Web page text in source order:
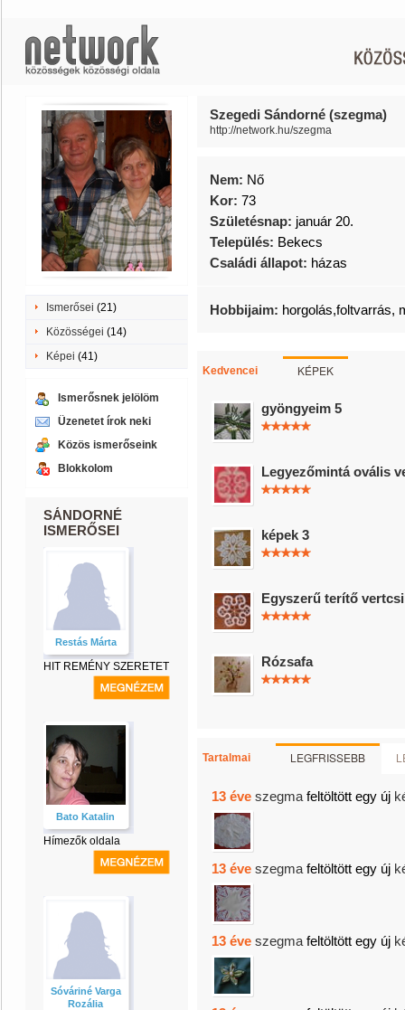
Ismerősei (21)
Közösségei (14)
Képei (41)
Ismerősnek jelölöm
Üzenetet írok neki
Közös ismerőseink
Blokkolom
SÁNDORNÉ
ISMERŐSEI
Restás Márta
HIT REMÉNY SZERETET
Bato Katalin
Hímezők oldala
Sóváriné Varga
Rozália
Szegedi Sándorné (szegma)
http://network.hu/szegma
Nem: Nő
Kor: 73
Születésnap: január 20.
Település: Bekecs
Családi állapot: házas
Hobbijaim: horgolás,foltvarrás,
Kedvencei KÉPEK
gyöngyeim 5
Legyezőmintá ovális
képek 3
Egyszerű terítő
Rózsafa
Tartalmai LEGFRISSEBB
13 éve szegma feltöltött egy új
13 éve szegma feltöltött egy új
13 éve szegma feltöltött egy új